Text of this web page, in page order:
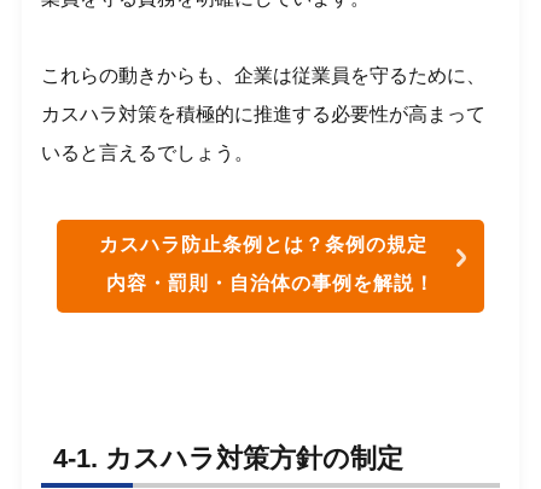
これらの動きからも、企業は従業員を守るために、
カスハラ対策を積極的に推進する必要性が高まって
いると言えるでしょう。
カスハラ防止条例とは？条例の規定
内容・罰則・自治体の事例を解説！
4-1. カスハラ対策方針の制定